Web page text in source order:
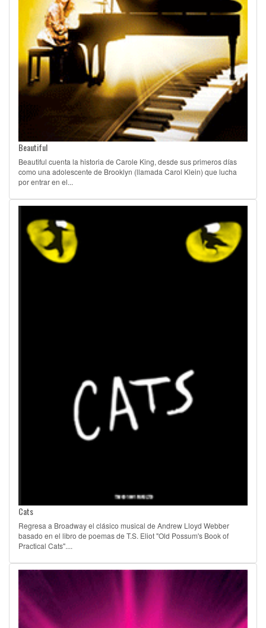
Beautiful
Beautiful cuenta la historia de Carole King, desde sus primeros días
como una adolescente de Brooklyn (llamada Carol Klein) que lucha
por entrar en el...
Cats
Regresa a Broadway el clásico musical de Andrew Lloyd Webber
basado en el libro de poemas de T.S. Eliot "Old Possum's Book of
Practical Cats"....